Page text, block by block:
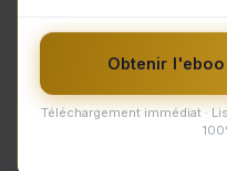
Obtenir
Téléchargement immédiat ·
régime
peuvent avoir des
que d’autres